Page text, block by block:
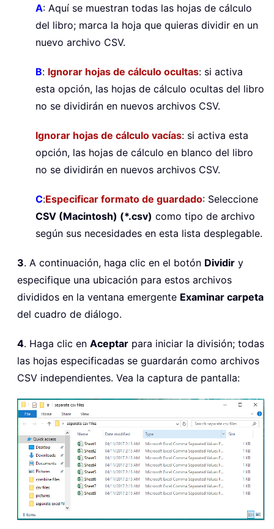
A: Aquí se muestran todas las hojas de cálculo
del libro; marca la hoja que quieras dividir en un
nuevo archivo CSV.
B: Ignorar hojas de cálculo ocultas: si activa
esta opción, las hojas de cálculo ocultas del libro
no se dividirán en nuevos archivos CSV.
Ignorar hojas de cálculo vacías: si activa esta
opción, las hojas de cálculo en blanco del libro
no se dividirán en nuevos archivos CSV.
C:Especificar formato de guardado: Seleccione
CSV (Macintosh) (*.csv) como tipo de archivo
según sus necesidades en esta lista desplegable.
3. A continuación, haga clic en el botón Dividir y
especifique una ubicación para estos archivos
divididos en la ventana emergente Examinar carpeta
del cuadro de diálogo.
4. Haga clic en Aceptar para iniciar la división; todas
las hojas especificadas se guardarán como archivos
CSV independientes. Vea la captura de pantalla: